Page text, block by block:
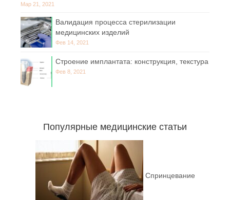
Мар 21, 2021
Валидация процесса стерилизации
медицинских изделий
Фев 14, 2021
Строение имплантата: конструкция, текстура
Фев 8, 2021
Популярные медицинские статьи
Спринцевание